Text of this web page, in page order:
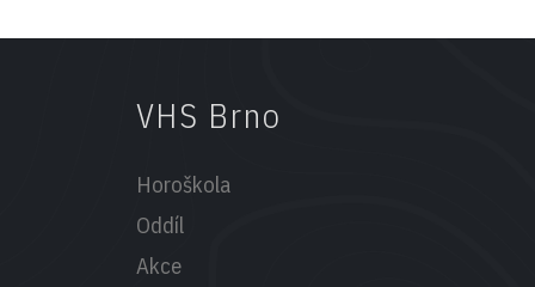
VHS Brno
Horoškola
Oddíl
Akce